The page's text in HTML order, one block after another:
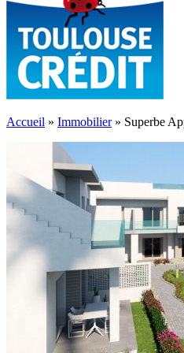
Accueil » Immobilier» Superbe